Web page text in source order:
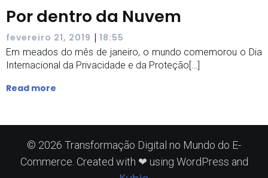
Por dentro da Nuvem
fevereiro 21, 2019 | 18:55
Em meados do mês de janeiro, o mundo comemorou o Dia
Internacional da Privacidade e da Proteção[…]
Read more
© 2026 Transformação Digital no Mundo do E-
Commerce. Created with ❤ using WordPress and